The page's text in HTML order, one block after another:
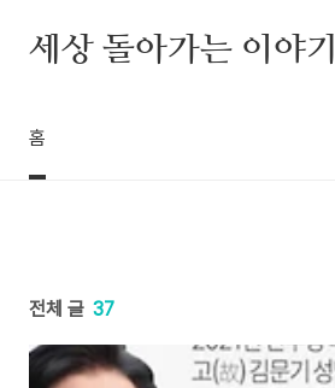
세상 돌아가는 이야기
홈
전체 글 37